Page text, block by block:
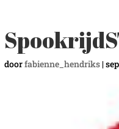
doorfabienne_hendriks |